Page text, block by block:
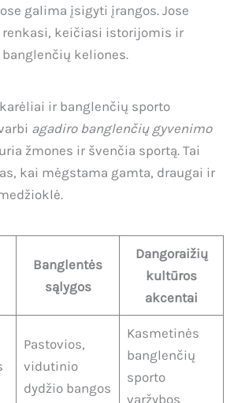
galima įsigyti įrangos. Jose
keičiasi istorijomis ir
keliones.
ir banglenčių sporto
agadiro banglenčių gyvenimo
žmones ir švenčia sportą. Tai
kai mėgstama gamta, draugai ir
Banglentės
sąlygos
Dangoraižių
kultūros
akcentai
Pastovios,
vidutinio
dydžio bangos
Kasmetinės
banglenčių
sporto
varžybos